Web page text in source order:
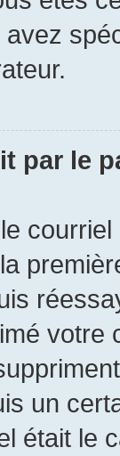
par le
votre
un
était le